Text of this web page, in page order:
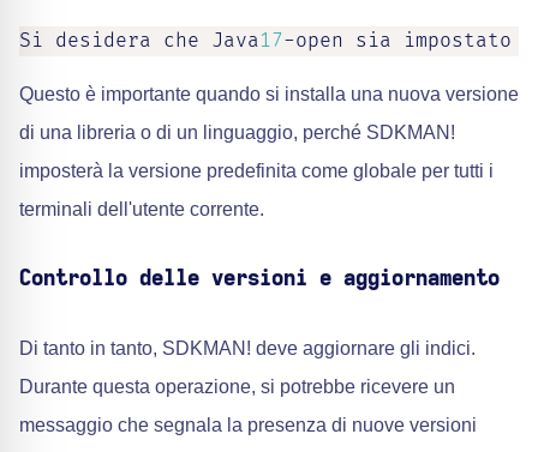
Si desidera che Java17-open sia impostato
Questo è importante quando si installa una nuova versione
di una libreria o di un linguaggio, perché SDKMAN!
imposterà la versione predefinita come globale per tutti i
terminali dell'utente corrente.
Controllo delle versioni e aggiornamento
Di tanto in tanto, SDKMAN! deve aggiornare gli indici.
Durante questa operazione, si potrebbe ricevere un
messaggio che segnala la presenza di nuove versioni